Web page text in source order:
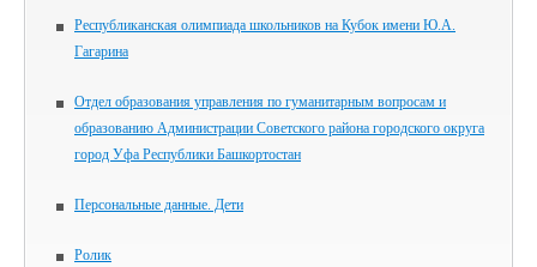
Республиканская олимпиада школьников на Кубок имени Ю.А.
Гагарина
Отдел образования управления по гуманитарным вопросам и
образованию Администрации Советского района городского округа
город Уфа Республики Башкортостан
Персональные данные. Дети
Ролик